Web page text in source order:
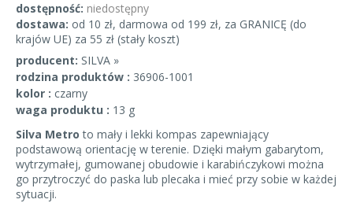
dostępność: niedostępny
dostawa: od 10 zł, darmowa od 199 zł, za GRANICĘ (do
krajów UE) za 55 zł (stały koszt)
producent: SILVA »
rodzina produktów : 36906-1001
kolor : czarny
waga produktu : 13 g
Silva Metro to mały i lekki kompas zapewniający
podstawową orientację w terenie. Dzięki małym gabarytom,
wytrzymałej, gumowanej obudowie i karabińczykowi można
go przytroczyć do paska lub plecaka i mieć przy sobie w każdej
sytuacji.